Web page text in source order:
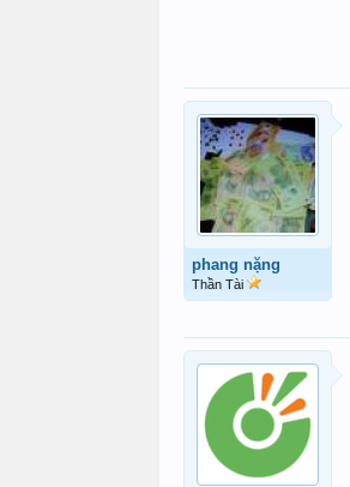
phang nặng
Thần Tài